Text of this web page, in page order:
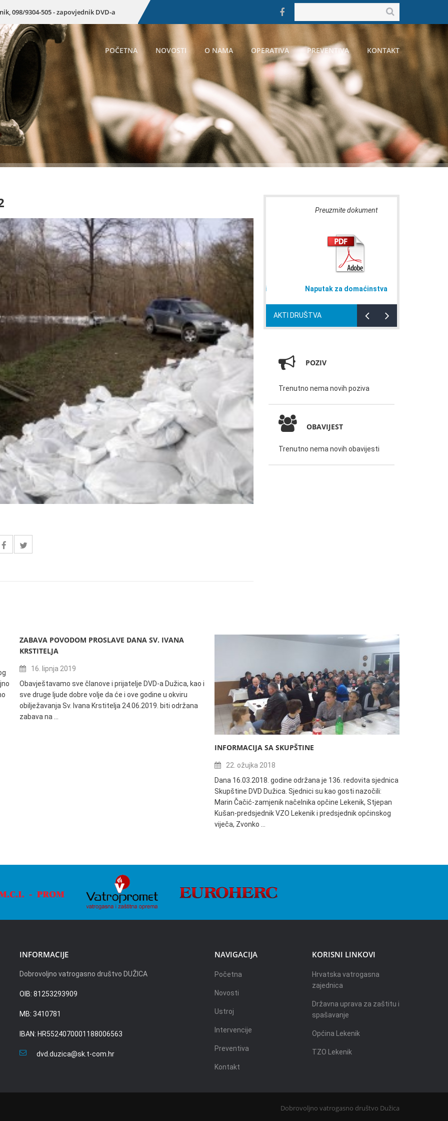
098/9304-505 - zapovjednik DVD-a
POČETNA NOVOSTI O NAMA OPERATIVA PREVENTIVA KONTAKT
AKTI DRUŠTVA
Pravilnik o jednostavnoj nabavi
Preuzmite dokument
Naputak za domaćinstva
POZIV
Trenutno nema novih poziva
OBAVIJEST
Trenutno nema novih obavijesti
ZABAVA POVODOM PROSLAVE DANA SV. IVANA
KRSTITELJA
16. lipnja 2019
Obavještavamo sve članove i prijatelje DVD-a Dužica, kao i
sve druge ljude dobre volje da će i ove godine u okviru
obilježavanja Sv. Ivana Krstitelja 24.06.2019. biti održana
zabava na …
INFORMACIJA SA SKUPŠTINE
22. ožujka 2018
Dana 16.03.2018. godine održana je 136. redovita sjednica
Skupštine DVD Dužica. Sjednici su kao gosti nazočili:
Marin Čačić-zamjenik načelnika opčine Lekenik, Stjepan
Kušan-predsjednik VZO Lekenik i predsjednik općinskog
viječa, Zvonko …
INFORMACIJE
Dobrovoljno vatrogasno društvo DUŽICA
OIB: 81253293909
MB: 3410781
IBAN: HR5524070001188006563
dvd.duzica@sk.t-com.hr
NAVIGACIJA
Početna
Novosti
Ustroj
Intervencije
Preventiva
Kontakt
KORISNI LINKOVI
Hrvatska vatrogasna
zajednica
Državna uprava za zaštitu i
spašavanje
Općina Lekenik
TZO Lekenik
Dobrovoljno vatrogasno društvo Dužica